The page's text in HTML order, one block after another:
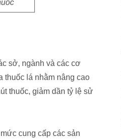
sở, ngành và các cơ
thuốc lá nhằm nâng cao
thuốc, giảm dần tỷ lệ sử
cung cấp các sản